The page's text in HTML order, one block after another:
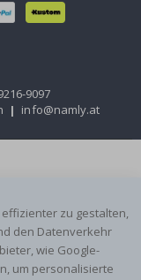
9097
| info@namly.at
zu gestalten,
den Datenverkehr
wie Google-
um personalisierte